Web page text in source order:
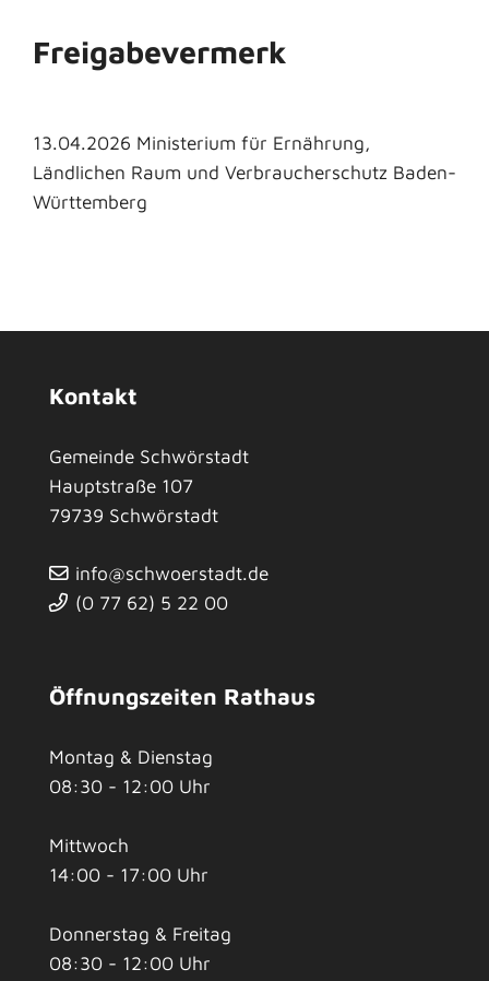
Freigabevermerk
13.04.2026 Ministerium für Ernährung,
Ländlichen Raum und Verbraucherschutz Baden-
Württemberg
Kontakt
Gemeinde Schwörstadt
Hauptstraße 107
79739 Schwörstadt
info@schwoerstadt.de
(0 77 62) 5 22 00
Öffnungszeiten Rathaus
Montag & Dienstag
08:30 - 12:00 Uhr
Mittwoch
14:00 - 17:00 Uhr
Donnerstag & Freitag
08:30 - 12:00 Uhr